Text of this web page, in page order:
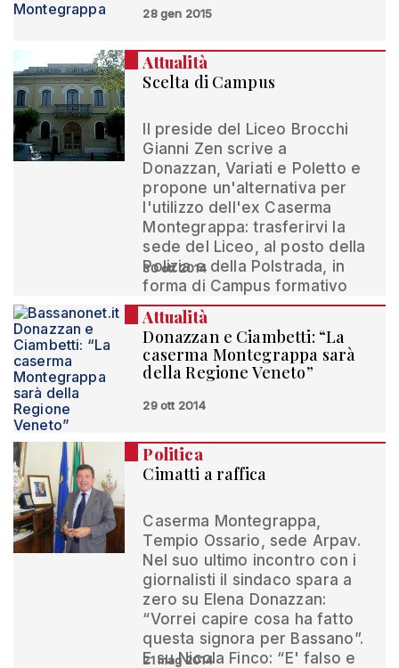
28 gen 2015
Attualità
Scelta di Campus
Il preside del Liceo Brocchi
Gianni Zen scrive a
Donazzan, Variati e Poletto e
propone un'alternativa per
l'utilizzo dell'ex Caserma
Montegrappa: trasferirvi la
sede del Liceo, al posto della
Polizia e della Polstrada, in
forma di Campus formativo
30 ott 2014
Attualità
Donazzan e Ciambetti: “La
caserma Montegrappa sarà
della Regione Veneto”
29 ott 2014
Politica
Cimatti a raffica
Caserma Montegrappa,
Tempio Ossario, sede Arpav.
Nel suo ultimo incontro con i
giornalisti il sindaco spara a
zero su Elena Donazzan:
“Vorrei capire cosa ha fatto
questa signora per Bassano”.
E su Nicola Finco: “E' falso e
21 mag 2014